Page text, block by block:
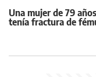
Una mujer de 79
tenía fractura de